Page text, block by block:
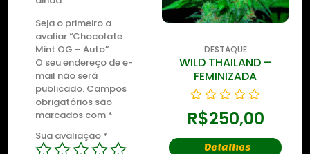
Seja o primeiro a
avaliar “Chocolate
Mint OG – Auto”
O seu endereço de e-
mail não será
publicado. Campos
obrigatórios são
marcados com *
Sua avaliação *
DESTAQUE
WILD THAILAND
RYDER
R$250,00
Detalhes
DESTAQUE
WILD THAILAND –
FEMINIZADA
R$250,00
Detalhes